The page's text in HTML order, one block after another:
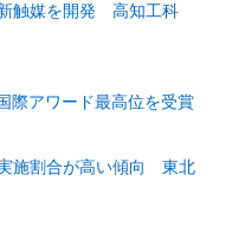
触媒を開発 高知工科
際アワード最高位を受賞
施割合が高い傾向 東北